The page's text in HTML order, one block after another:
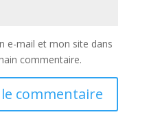
e-mail et mon site dans
commentaire.